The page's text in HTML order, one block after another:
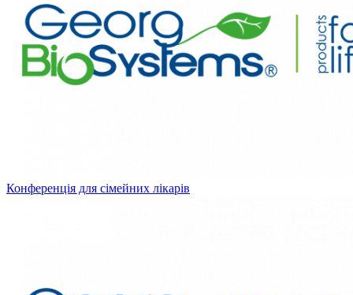
Конференція для сімейних лікарів